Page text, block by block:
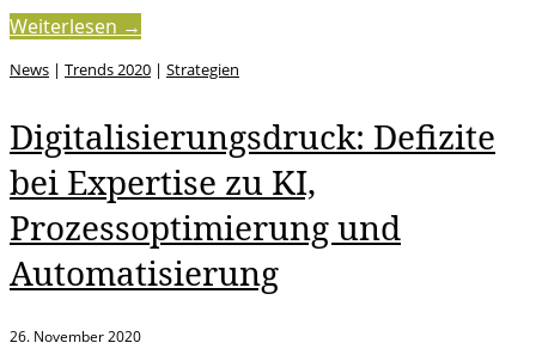
Weiterlesen →
News | Trends 2020 | Strategien
Digitalisierungsdruck: Defizite
bei Expertise zu KI,
Prozessoptimierung und
Automatisierung
26. November 2020